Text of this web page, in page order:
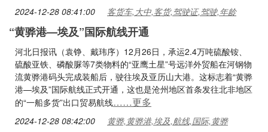
2024-12-28 08:41:00 客货车,大中,客货,驾驶证,驾驶,年龄
“黄骅港—埃及”国际航线开通
河北日报讯（袁铮、戴玮序）12月26日，承运2.4万吨硫酸铵、
硫酸亚铁、磷酸脲等7类物料的“亚鹰土星”号远洋外贸船在河钢物
流黄骅港码头完成装船后，驶往埃及亚历山大港。这标志着“黄骅
港—埃及”国际航线正式开通，这也是沧州地区首条发往北非地区
的“一船多货”出口贸易航线……更多
2024-12-28 08:42:00 黄骅,黄骅港,埃及,航线,国际,黄骅